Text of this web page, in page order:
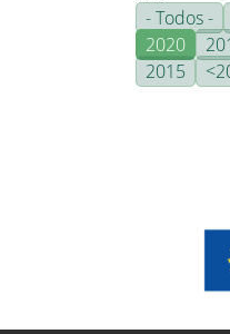
- Todos -
2020
2015